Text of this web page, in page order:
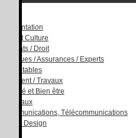
Alimentation
Arts et Culture
Avocats / Droit
Banques / Assurances / Experts
Comptables
Bâtiment / Travaux
Beauté et Bien être
Cadeaux
Communications, Télécommunications
Déco, Design